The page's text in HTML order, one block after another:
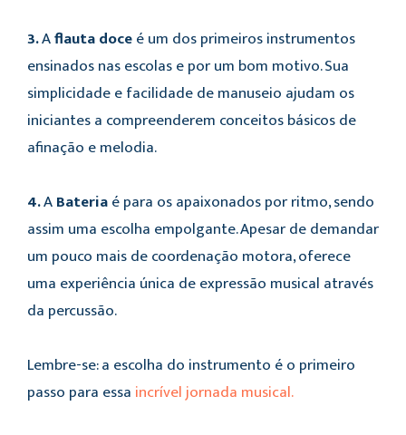
3.Aflauta doceé um dos primeiros instrumentos
ensinados nas escolas e por um bom motivo. Sua
simplicidade e facilidade de manuseio ajudam os
iniciantes a compreenderem conceitos básicos de
afinação e melodia.
4.ABateriaé para os apaixonados por ritmo, sendo
assim uma escolha empolgante. Apesar de demandar
um pouco mais de coordenação motora, oferece
uma experiência única de expressão musical através
da percussão.
Lembre-se: a escolha do instrumento é o primeiro
passo para essa incrível jornada musical.